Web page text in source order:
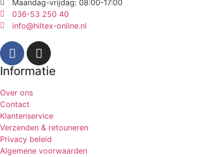
Maandag-vrijdag: 08:00-17:00
036-53 250 40
info@hiltex-online.nl
Informatie
Over ons
Contact
Klantenservice
Verzenden & retouneren
Privacy beleid
Algemene voorwaarden